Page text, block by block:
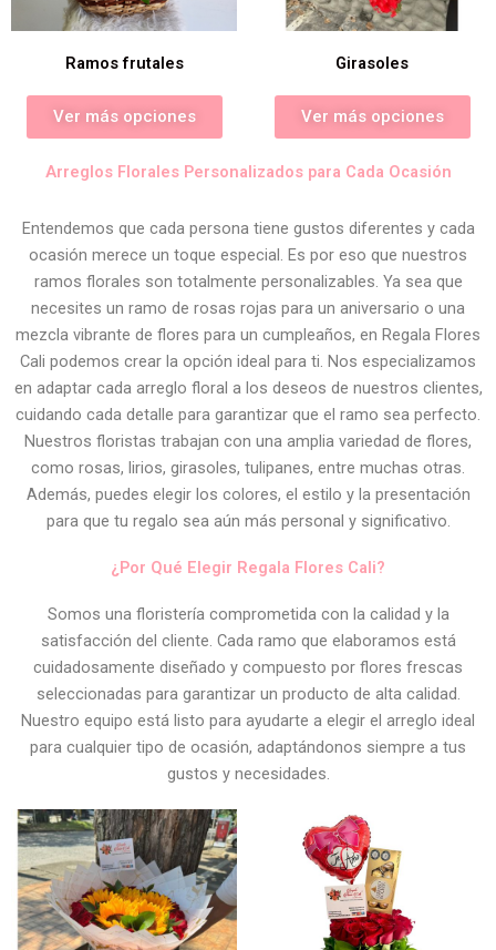
Ramos frutales
Ver más opciones
Girasoles
Ver más opciones
Arreglos Florales Personalizados para Cada Ocasión
Entendemos que cada persona tiene gustos diferentes y cada
ocasión merece un toque especial. Es por eso que nuestros
ramos florales son totalmente personalizables. Ya sea que
necesites un ramo de rosas rojas para un aniversario o una
mezcla vibrante de flores para un cumpleaños, en Regala Flores
Cali podemos crear la opción ideal para ti. Nos especializamos
en adaptar cada arreglo floral a los deseos de nuestros clientes,
cuidando cada detalle para garantizar que el ramo sea perfecto.
Nuestros floristas trabajan con una amplia variedad de flores,
como rosas, lirios, girasoles, tulipanes, entre muchas otras.
Además, puedes elegir los colores, el estilo y la presentación
para que tu regalo sea aún más personal y significativo.
¿Por Qué Elegir Regala Flores Cali?
Somos una floristería comprometida con la calidad y la
satisfacción del cliente. Cada ramo que elaboramos está
cuidadosamente diseñado y compuesto por flores frescas
seleccionadas para garantizar un producto de alta calidad.
Nuestro equipo está listo para ayudarte a elegir el arreglo ideal
para cualquier tipo de ocasión, adaptándonos siempre a tus
gustos y necesidades.